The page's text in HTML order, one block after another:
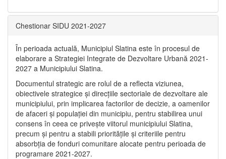
Chestionar SIDU 2021-2027
În perioada actuală, Municipiul Slatina este în procesul de
elaborare a Strategiei Integrate de Dezvoltare Urbană 2021‐
2027 a Municipiului Slatina.
Documentul strategic are rolul de a reflecta viziunea,
obiectivele strategice și direcțiile sectoriale de dezvoltare ale
municipiului, prin implicarea factorilor de decizie, a oamenilor
de afaceri și populației din municipiu, pentru stabilirea unui
consens în ceea ce privește viitorul municipiului Slatina,
precum și pentru a stabili prioritățile și criteriile pentru
absorbția de fonduri comunitare alocate pentru perioada de
programare 2021-2027.